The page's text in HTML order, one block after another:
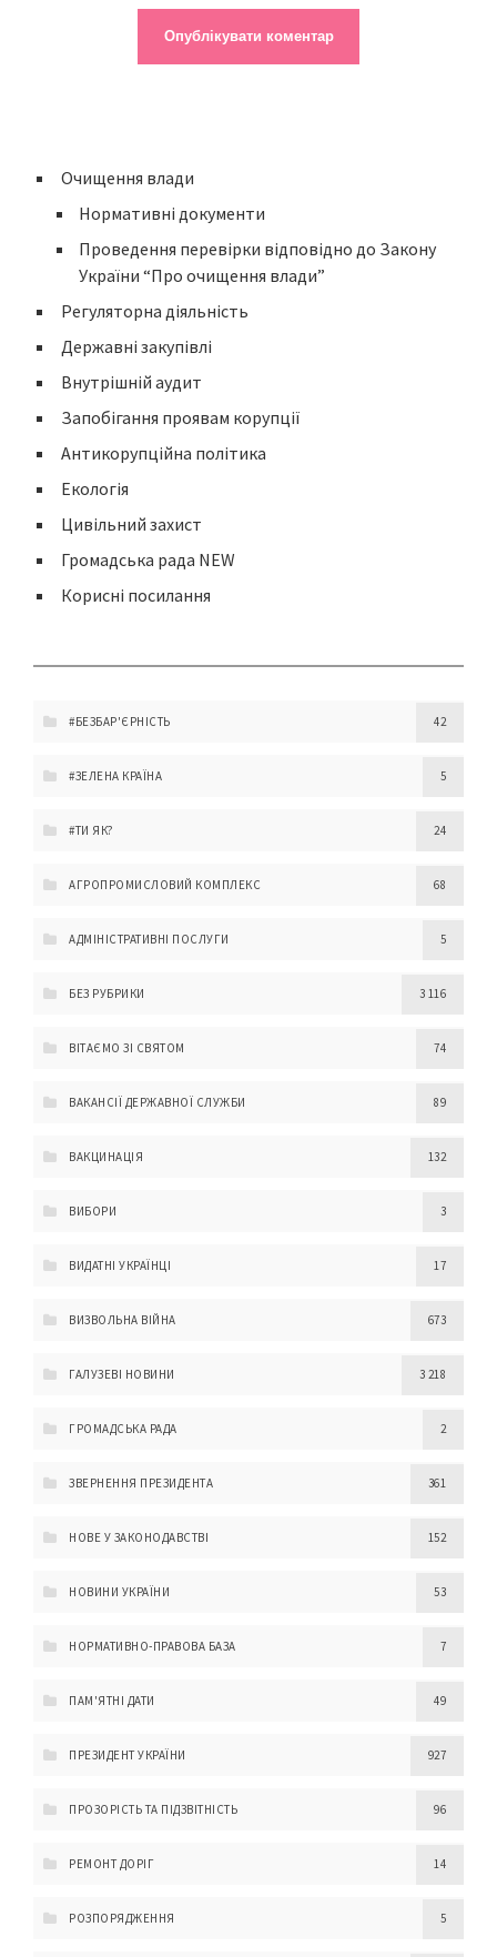
Очищення влади
Нормативні документи
Проведення перевірки відповідно до Закону
України “Про очищення влади”
Регуляторна діяльність
Державні закупівлі
Внутрішній аудит
Запобігання проявам корупції
Антикорупційна політика
Екологія
Цивільний захист
Громадська рада NEW
Корисні посилання
#БЕЗБАР'ЄРНІСТЬ 42
#ЗЕЛЕНА КРАЇНА 5
#ТИ ЯК? 24
АГРОПРОМИСЛОВИЙ КОМПЛЕКС 68
АДМІНІСТРАТИВНІ ПОСЛУГИ 5
БЕЗ РУБРИКИ 3 116
ВІТАЄМО ЗІ СВЯТОМ 74
ВАКАНСІЇ ДЕРЖАВНОЇ СЛУЖБИ 89
ВАКЦИНАЦІЯ 132
ВИБОРИ 3
ВИДАТНІ УКРАЇНЦІ 17
ВИЗВОЛЬНА ВІЙНА 673
ГАЛУЗЕВІ НОВИНИ 3 218
ГРОМАДСЬКА РАДА 2
ЗВЕРНЕННЯ ПРЕЗИДЕНТА 361
НОВЕ У ЗАКОНОДАВСТВІ 152
НОВИНИ УКРАЇНИ 53
НОРМАТИВНО-ПРАВОВА БАЗА 7
ПАМ'ЯТНІ ДАТИ 49
ПРЕЗИДЕНТ УКРАЇНИ 927
ПРОЗОРІСТЬ ТА ПІДЗВІТНІСТЬ 96
РЕМОНТ ДОРІГ 14
РОЗПОРЯДЖЕННЯ 5